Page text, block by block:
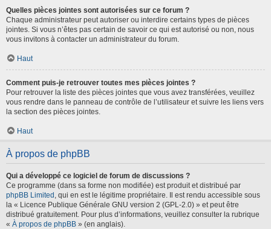
Quelles pièces jointes sont autorisées sur ce forum ?
Chaque administrateur peut autoriser ou interdire certains types de pièces
jointes. Si vous n’êtes pas certain de savoir ce qui est autorisé ou non, nous
vous invitons à contacter un administrateur du forum.
Haut
Comment puis-je retrouver toutes mes pièces jointes ?
Pour retrouver la liste des pièces jointes que vous avez transférées, veuillez
vous rendre dans le panneau de contrôle de l’utilisateur et suivre les liens vers
la section des pièces jointes.
Haut
À propos de phpBB
Qui a développé ce logiciel de forum de discussions ?
Ce programme (dans sa forme non modifiée) est produit et distribué par
phpBB Limited , qui en est le légitime propriétaire. Il est rendu accessible sous
la « Licence Publique Générale GNU version 2 (GPL-2.0) » et peut être
distribué gratuitement. Pour plus d’informations, veuillez consulter la rubrique
« À propos de phpBB » (en anglais).